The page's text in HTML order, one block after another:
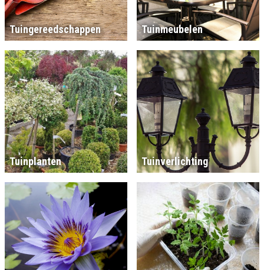
Tuingereedschappen Tuinmeubelen
Tuinplanten Tuinverlichting